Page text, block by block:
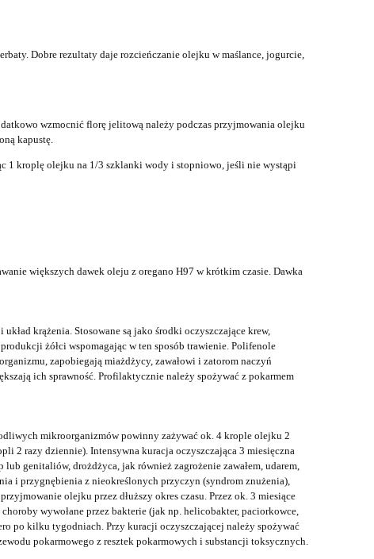
Dobre rezultaty daje rozcieńczanie olejku w maślance, jogurcie,
wzmocnić florę jelitową należy podczas przyjmowania olejku
kapustę.
1 kroplę olejku na 1/3 szklanki wody i stopniowo, jeśli nie wystąpi
większych dawek oleju z oregano H97 w krótkim czasie. Dawka
krążenia. Stosowane są jako środki oczyszczające krew,
żółci wspomagając w ten sposób trawienie. Polifenole
zapobiegają miażdżycy, zawałowi i zatorom naczyń
ich sprawność. Profilaktycznie należy spożywać z pokarmem
mikroorganizmów powinny zażywać ok. 4 krople olejku 2
2 razy dziennie). Intensywna kuracja oczyszczająca 3 miesięczna
genitaliów, drożdżyca, jak również zagrożenie zawałem, udarem,
i przygnębienia z nieokreślonych przyczyn (syndrom znużenia),
olejku przez dłuższy okres czasu. Przez ok. 3 miesiące
wywołane przez bakterie (jak np. helicobakter, paciorkowce,
po kilku tygodniach. Przy kuracji oczyszczającej należy spożywać
pokarmowego z resztek pokarmowych i substancji toksycznych.